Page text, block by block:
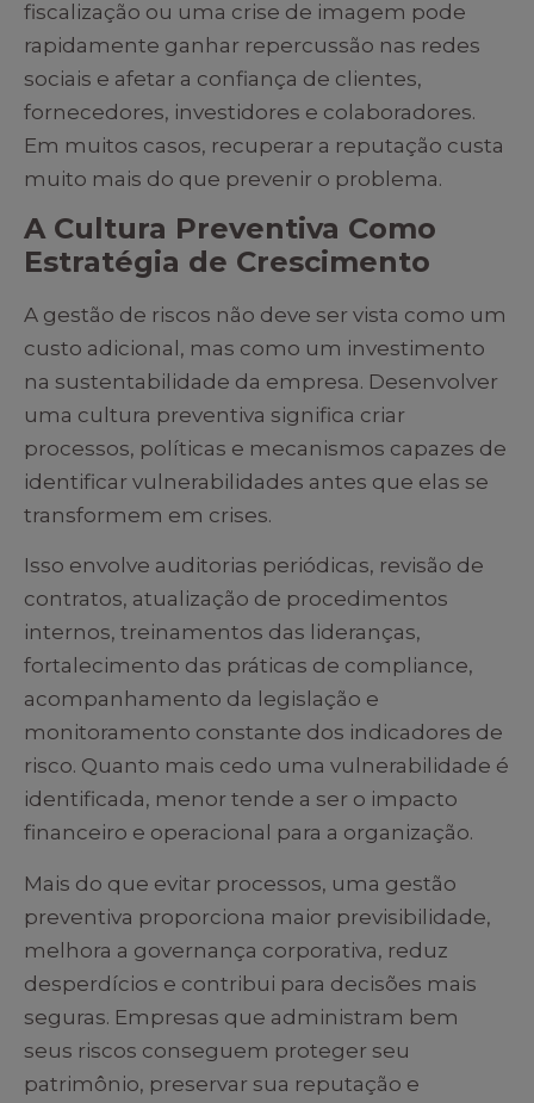
fiscalização ou uma crise de imagem pode
rapidamente ganhar repercussão nas redes
sociais e afetar a confiança de clientes,
fornecedores, investidores e colaboradores.
Em muitos casos, recuperar a reputação custa
muito mais do que prevenir o problema.
A Cultura Preventiva Como
Estratégia de Crescimento
A gestão de riscos não deve ser vista como um
custo adicional, mas como um investimento
na sustentabilidade da empresa. Desenvolver
uma cultura preventiva significa criar
processos, políticas e mecanismos capazes de
identificar vulnerabilidades antes que elas se
transformem em crises.
Isso envolve auditorias periódicas, revisão de
contratos, atualização de procedimentos
internos, treinamentos das lideranças,
fortalecimento das práticas de compliance,
acompanhamento da legislação e
monitoramento constante dos indicadores de
risco. Quanto mais cedo uma vulnerabilidade é
identificada, menor tende a ser o impacto
financeiro e operacional para a organização.
Mais do que evitar processos, uma gestão
preventiva proporciona maior previsibilidade,
melhora a governança corporativa, reduz
desperdícios e contribui para decisões mais
seguras. Empresas que administram bem
seus riscos conseguem proteger seu
patrimônio, preservar sua reputação e